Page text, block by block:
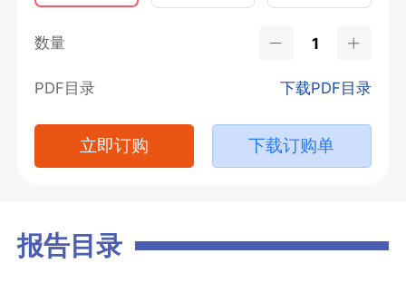
数量
PDF目录 下载PDF目录
立即订购 下载订购单
报告目录